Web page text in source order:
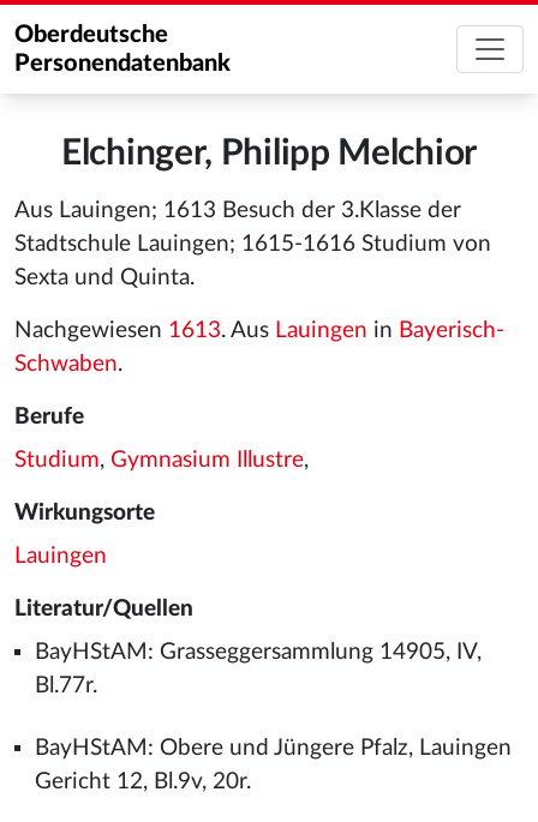
Oberdeutsche
Personendatenbank
Elchinger, Philipp Melchior
Aus Lauingen; 1613 Besuch der 3.Klasse der
Stadtschule Lauingen; 1615-1616 Studium von
Sexta und Quinta.
Nachgewiesen 1613. Aus Lauingen in Bayerisch-
Schwaben.
Berufe
Studium, Gymnasium Illustre,
Wirkungsorte
Lauingen
Literatur/Quellen
BayHStAM: Grasseggersammlung 14905, IV,
Bl.77r.
BayHStAM: Obere und Jüngere Pfalz, Lauingen
Gericht 12, Bl.9v, 20r.